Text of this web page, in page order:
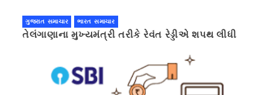
ગુજરાત સમાચાર ભારત સમાચાર
તેલંગાણાના મુખ્યમંત્રી તરીકે રેવંત રેડ્ડીએ શપથ લીધી